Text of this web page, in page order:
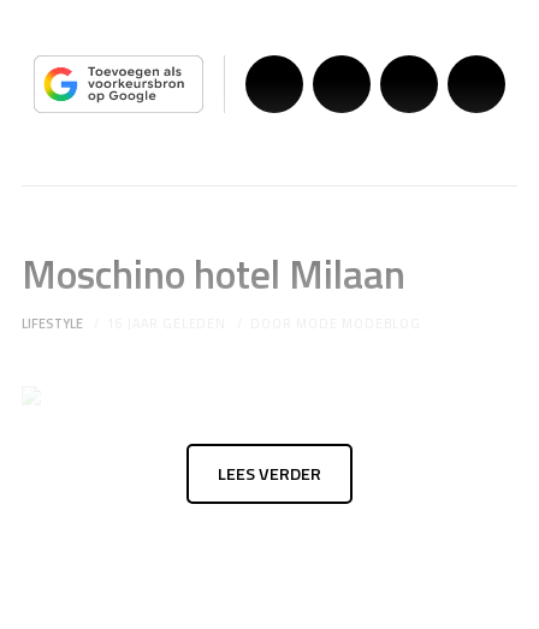
Moschino hotel Milaan
LIFESTYLE
LEES VERDER